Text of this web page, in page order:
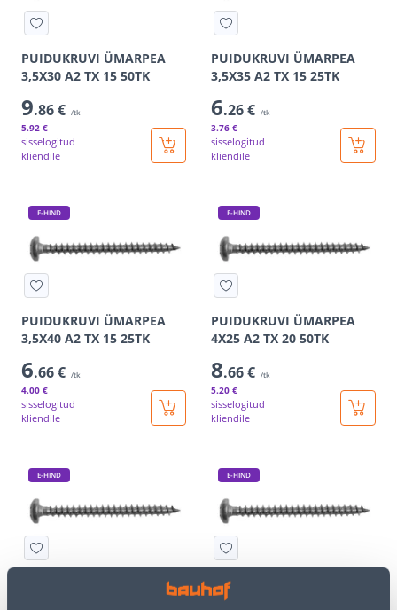
PUIDUKRUVI ÜMARPEA
3,5X30 A2 TX 15 50TK
9.86 € /tk
5.92 €
sisselogitud
kliendile
PUIDUKRUVI ÜMARPEA
3,5X35 A2 TX 15 25TK
6.26 € /tk
3.76 €
sisselogitud
kliendile
E-HIND
PUIDUKRUVI ÜMARPEA
3,5X40 A2 TX 15 25TK
6.66 € /tk
4.00 €
sisselogitud
kliendile
E-HIND
PUIDUKRUVI ÜMARPEA
4X25 A2 TX 20 50TK
8.66 € /tk
5.20 €
sisselogitud
kliendile
E-HIND E-HIND
PUIDUKRUVI ÜMARPEA
4X40 A2 TX 20 25TK